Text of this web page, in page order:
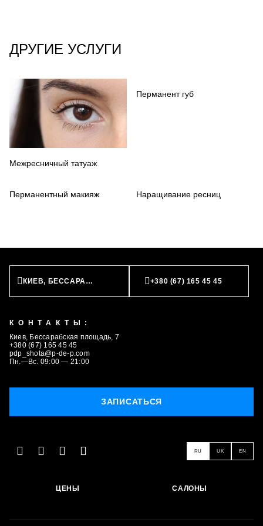
ДРУГИЕ УСЛУГИ
Межресничный татуаж
Перманент губ
Перманентный макияж Наращивание ресниц
КИЕВ, БЕССАРАБСКАЯ ПЛОЩАДЬ, 7+380 (67) 165 45 45
КОНТАКТЫ:
Киев, Бессарабская площадь, 7
+380 (67) 165 45 45
pdp_shota@p-de-p.com
Пн.—Вс. 09:00 — 21:00
ЗАПИСАТЬСЯ
RU UK EN
ЦЕНЫ САЛОНЫ
ЗАПИСАТЬСЯ